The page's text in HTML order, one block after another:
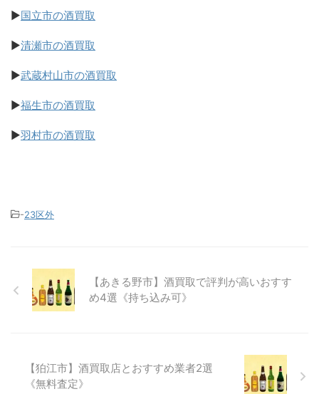
▶国立市の酒買取
▶清瀬市の酒買取
▶武蔵村山市の酒買取
▶福生市の酒買取
▶羽村市の酒買取
-23区外
【あきる野市】酒買取で評判が高いおすす
め4選《持ち込み可》
【狛江市】酒買取店とおすすめ業者2選
《無料査定》